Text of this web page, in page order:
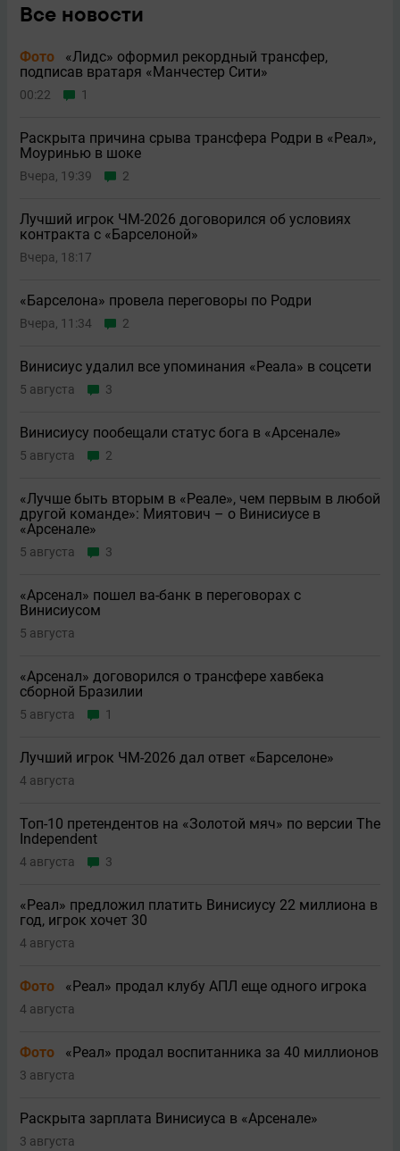
Все новости
Фото
«Лидс» оформил рекордный трансфер,
подписав вратаря «Манчестер Сити»
00:22 1
Раскрыта причина срыва трансфера Родри в «Реал»,
Моуринью в шоке
Вчера, 19:39 2
Лучший игрок ЧМ-2026 договорился об условиях
контракта с «Барселоной»
Вчера, 18:17
«Барселона» провела переговоры по Родри
Вчера, 11:34 2
Винисиус удалил все упоминания «Реала» в соцсети
5 августа 3
Винисиусу пообещали статус бога в «Арсенале»
5 августа 2
«Лучше быть вторым в «Реале», чем первым в любой
другой команде»: Миятович – о Винисиусе в
«Арсенале»
5 августа 3
«Арсенал» пошел ва-банк в переговорах с
Винисиусом
5 августа
«Арсенал» договорился о трансфере хавбека
сборной Бразилии
5 августа 1
Лучший игрок ЧМ-2026 дал ответ «Барселоне»
4 августа
Топ-10 претендентов на «Золотой мяч» по версии The
Independent
4 августа 3
«Реал» предложил платить Винисиусу 22 миллиона в
год, игрок хочет 30
4 августа
Фото «Реал» продал клубу АПЛ еще одного игрока
4 августа
Фото «Реал» продал воспитанника за 40 миллионов
3 августа
Раскрыта зарплата Винисиуса в «Арсенале»
3 августа